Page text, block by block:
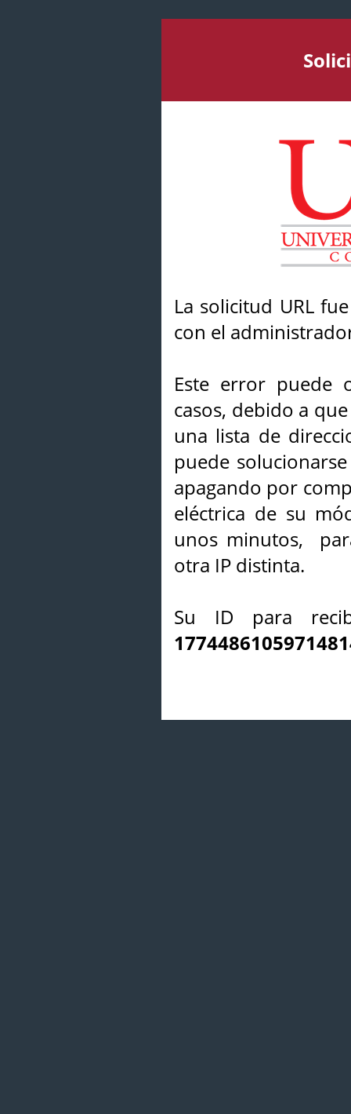
La solicitud URL
con el
Este error puede
casos, debido a
una lista de
puede
apagando por
eléctrica de su
unos minutos,
otra IP distinta.
Su ID para